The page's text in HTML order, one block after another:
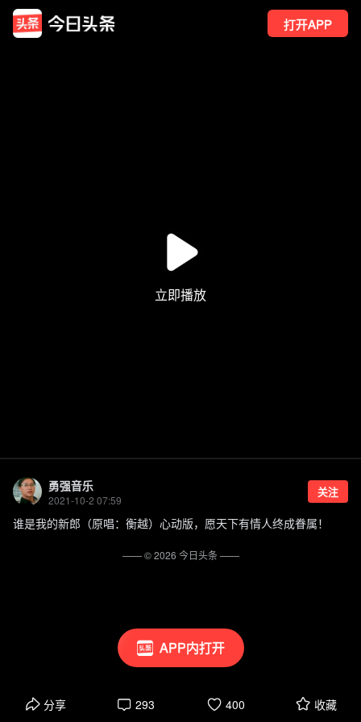
打开APP
APP内打开
勇强音乐
2021-10-2 07:59
关注
谁是我的新郎（原唱：衡越）心动版，愿天下有情人终成眷属！
分享 293 400 收藏
—— ©2026 今日头条——